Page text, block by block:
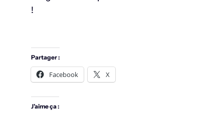
!
Partager :
Facebook X
J’aime ça :